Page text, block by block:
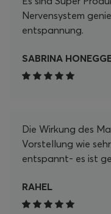
mit meinem
Nervensystem
entspannung.
SABRINA
Die Wirkung des
Vorstellung wie
entspannt- es ist
RAHEL